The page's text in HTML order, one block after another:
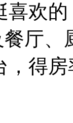
喜欢
餐厅
，得